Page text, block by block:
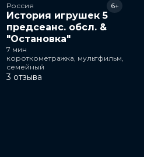
Россия
История игрушек 5
предсеанс. обсл. &
"Остановка"
6+
7 мин
короткометражка, мультфильм,
семейный
3 отзыва